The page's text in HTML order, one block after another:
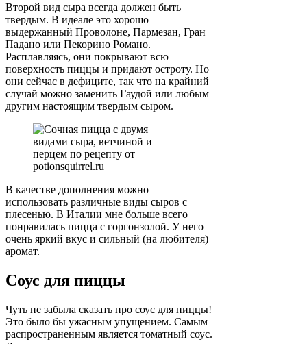
Второй вид сыра всегда должен быть
твердым. В идеале это хорошо
выдержанный Проволоне, Пармезан, Гран
Падано или Пекорино Романо.
Расплавляясь, они покрывают всю
поверхность пиццы и придают остроту. Но
они сейчас в дефиците, так что на крайний
случай можно заменить Гаудой или любым
другим настоящим твердым сыром.
В качестве дополнения можно
использовать различные виды сыров с
плесенью. В Италии мне больше всего
понравилась пицца с горгонзолой. У него
очень яркий вкус и сильный (на любителя)
аромат.
Соус для пиццы
Чуть не забыла сказать про соус для пиццы!
Это было бы ужасным упущением. Самым
распространенным является томатный соус.